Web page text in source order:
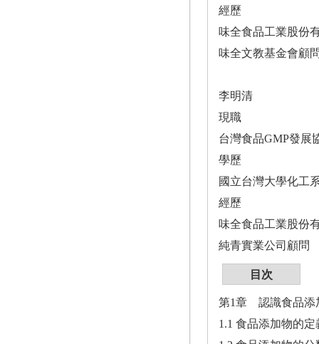
經歷
味全食品工業股份
味全文教基金會顧
李明清
現職
台灣食品GMP發展
學歷
國立台灣大學化工
經歷
味全食品工業股份
純青實業公司顧問
目次
第1章 認識食品添
1.1 食品添加物的定